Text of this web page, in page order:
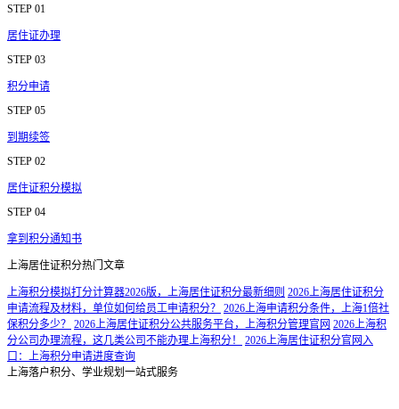
STEP 01
居住证办理
STEP 03
积分申请
STEP 05
到期续签
STEP 02
居住证积分模拟
STEP 04
拿到积分通知书
上海居住证积分热门文章
上海积分模拟打分计算器2026版，上海居住证积分最新细则 2026上海居住证积分
申请流程及材料，单位如何给员工申请积分？
2026上海申请积分条件，上海1倍社
保积分多少？
2026上海居住证积分公共服务平台，上海积分管理官网 2026上海积
分公司办理流程，这几类公司不能办理上海积分！
2026上海居住证积分官网入
口：上海积分申请进度查询
上海落户积分、学业规划一站式服务